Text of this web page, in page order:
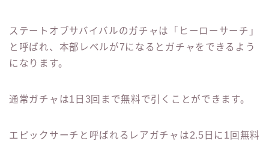
ステートオブサバイバルのガチャは「ヒーローサーチ」
と呼ばれ、本部レベルが7になるとガチャをできるよう
になります。
通常ガチャは1日3回まで無料で引くことができます。
エピックサーチと呼ばれるレアガチャは2.5日に1回無料